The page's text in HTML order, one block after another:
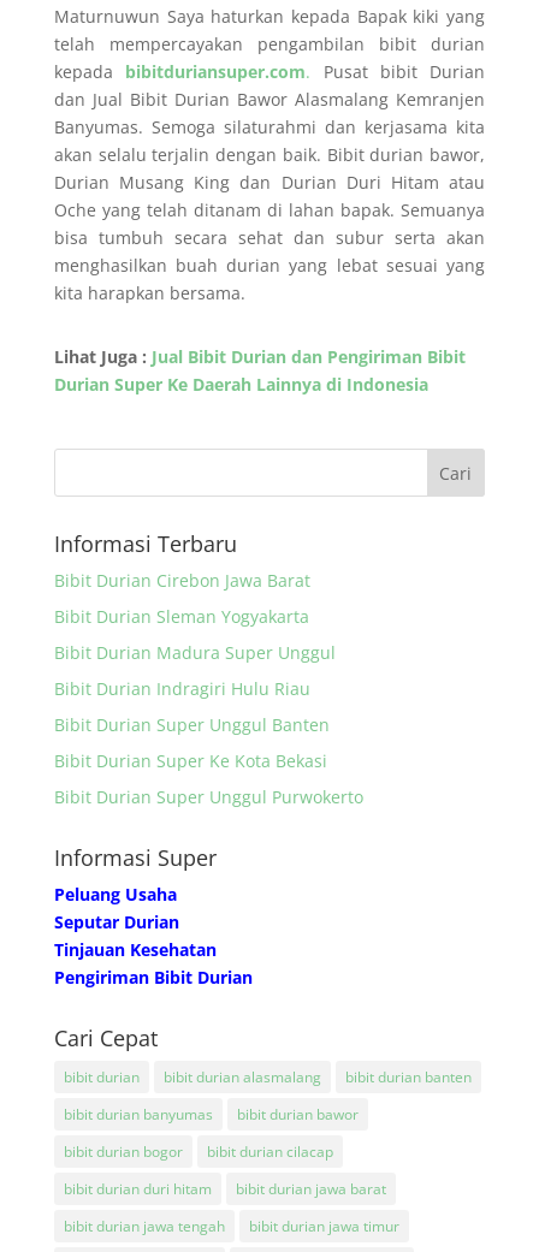
Maturnuwun Saya haturkan kepada Bapak kiki yang
telah mempercayakan pengambilan bibit durian
kepada bibitduriansuper.com. Pusat bibit Durian
dan Jual Bibit Durian Bawor Alasmalang Kemranjen
Banyumas. Semoga silaturahmi dan kerjasama kita
akan selalu terjalin dengan baik. Bibit durian bawor,
Durian Musang King dan Durian Duri Hitam atau
Oche yang telah ditanam di lahan bapak. Semuanya
bisa tumbuh secara sehat dan subur serta akan
menghasilkan buah durian yang lebat sesuai yang
kita harapkan bersama.
Lihat Juga : Jual Bibit Durian dan Pengiriman Bibit
Durian Super Ke Daerah Lainnya di Indonesia
Informasi Terbaru
Bibit Durian Cirebon Jawa Barat
Bibit Durian Sleman Yogyakarta
Bibit Durian Madura Super Unggul
Bibit Durian Indragiri Hulu Riau
Bibit Durian Super Unggul Banten
Bibit Durian Super Ke Kota Bekasi
Bibit Durian Super Unggul Purwokerto
Informasi Super
Peluang Usaha
Seputar Durian
Tinjauan Kesehatan
Pengiriman Bibit Durian
Cari Cepat
bibit durian bibit durian alasmalang
bibit durian banten
bibit durian banyumas
bibit durian bawor
bibit durian bogor
bibit durian cilacap
bibit durian duri hitam
bibit durian jawa barat
bibit durian jawa tengah
bibit durian jawa timur